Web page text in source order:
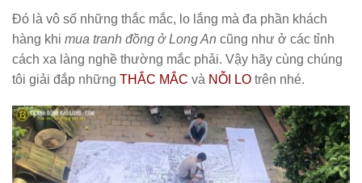
Đó là vô số những thắc mắc, lo lắng mà đa phần khách
hàng khi mua tranh đồng ở Long An cũng như ở các tỉnh
cách xa làng nghề thường mắc phải. Vậy hãy cùng chúng
tôi giải đắp những THẮC MẮC và NỖI LO trên nhé.